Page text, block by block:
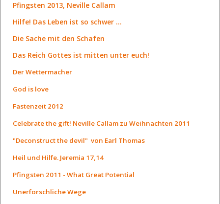
Pfingsten 2013, Neville Callam
Hilfe! Das Leben ist so schwer ...
Die Sache mit den Schafen
Das Reich Gottes ist mitten unter euch!
Der Wettermacher
God is love
Fastenzeit 2012
Celebrate the gift! Neville Callam zu Weihnachten 2011
"Deconstruct the devil" von Earl Thomas
Heil und Hilfe. Jeremia 17,14
Pfingsten 2011 - What Great Potential
Unerforschliche Wege